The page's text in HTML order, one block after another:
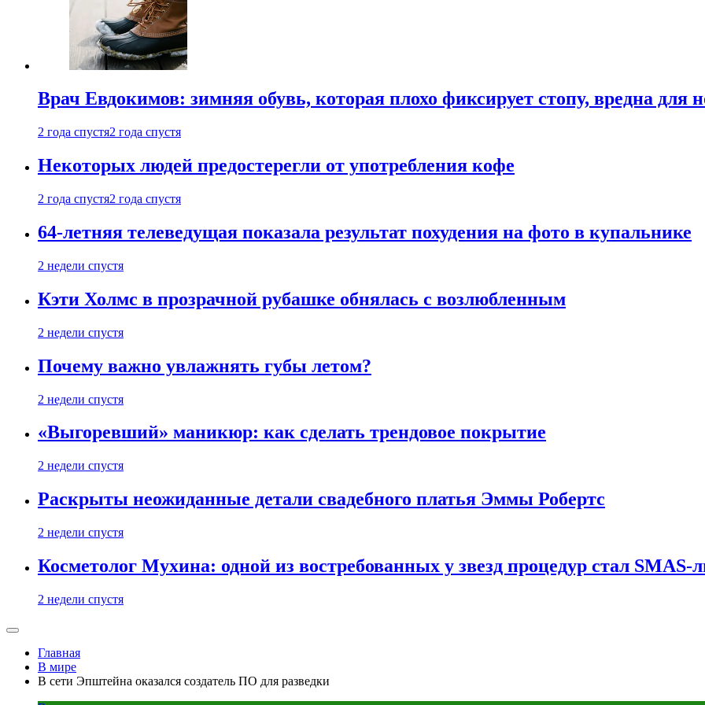
Врач Евдокимов: зимняя обувь, которая плохо фиксирует стопу, вредна для
2 года спустя2 года спустя
Некоторых людей предостерегли от употребления кофе
2 года спустя2 года спустя
64-летняя телеведущая показала результат похудения на фото в купальнике
2 недели спустя
Кэти Холмс в прозрачной рубашке обнялась с возлюбленным
2 недели спустя
Почему важно увлажнять губы летом?
2 недели спустя
«Выгоревший» маникюр: как сделать трендовое покрытие
2 недели спустя
Раскрыты неожиданные детали свадебного платья Эммы Робертс
2 недели спустя
Косметолог Мухина: одной из востребованных у звезд процедур стал SMAS-
2 недели спустя
Главная
В мире
В сети Эпштейна оказался создатель ПО для разведки